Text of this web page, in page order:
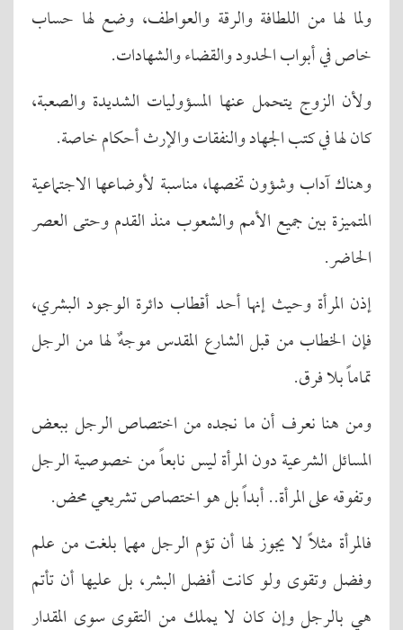
ولما لها من اللطافة والرقة والعواطف، وضع لها حساب
خاص في أبواب الحدود والقضاء والشهادات.
ولأن الزوج يتحمل عنها المسؤوليات الشديدة والصعبة،
كان لها في كتب الجهاد والنفقات والإرث أحكام خاصة.
وهناك آداب وشؤون تخصها، مناسبة لأوضاعها الاجتماعية
المتميزة بين جميع الأمم والشعوب منذ القدم وحتى العصر
الحاضر.
إذن المرأة وحيث إنها أحد أقطاب دائرة الوجود البشري،
فإن الخطاب من قبل الشارع المقدس موجهٌ لها من الرجل
تماماً بلا فرق.
ومن هنا نعرف أن ما نجده من اختصاص الرجل ببعض
المسائل الشرعية دون المرأة ليس نابعاً من خصوصية الرجل
وتفوقه على المرأة.. أبداً بل هو اختصاص تشريعي محض.
فالمرأة مثلاً لا يجوز لها أن تؤم الرجل مهما بلغت من علم
وفضل وتقوى ولو كانت أفضل البشر، بل عليها أن تأتم
هي بالرجل وإن كان لا يملك من التقوى سوى المقدار